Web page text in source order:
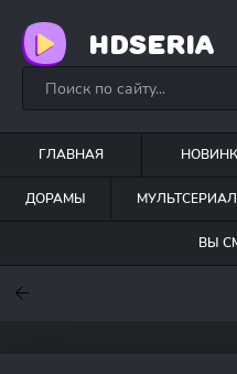
HDSERIA
ГЛАВНАЯ
ДОРАМЫ
ВЫ